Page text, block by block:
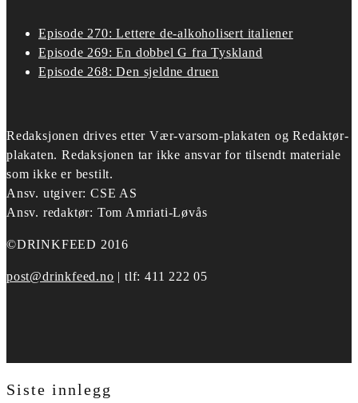
Episode 270: Lettere de-alkoholisert italiener
Episode 269: En dobbel G fra Tyskland
Episode 268: Den sjeldne druen
Redaksjonen drives etter Vær-varsom-plakaten og Redaktør-
plakaten. Redaksjonen tar ikke ansvar for tilsendt materiale
som ikke er bestilt.
Ansv. utgiver: CSE AS
Ansv. redaktør: Tom Amriati-Løvås
©DRINKFEED 2016
post@drinkfeed.no | tlf: 411 222 05
Siste innlegg